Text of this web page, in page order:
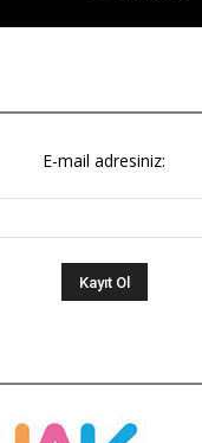
E-mail adresiniz: